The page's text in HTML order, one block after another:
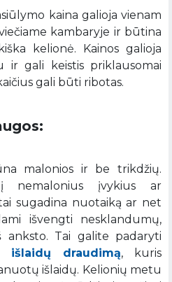
kaina galioja vienam
kambaryje ir būtina
kelionė. Kainos galioja
ir gali keistis priklausomai
gali būti ribotas.
malonios ir be trikdžių.
nemalonius įvykius ar
sugadina nuotaiką ar net
išvengti nesklandumų,
anksto. Tai galite padaryti
išlaidų draudimą, kuris
išlaidų. Kelionių metu